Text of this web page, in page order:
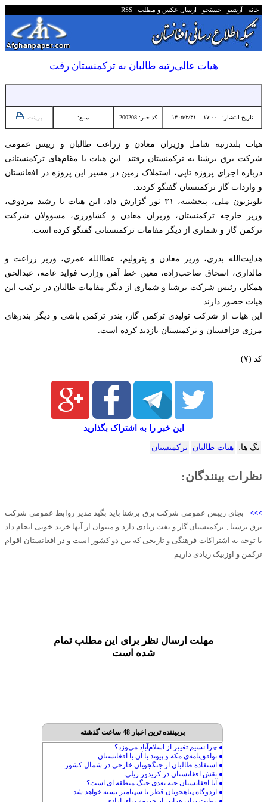
خانه آرشیو جستجو ارسال عکس و مطلب RSS
هیات عالی‌رتبه طالبان به ترکمنستان رفت
تاریخ انتشار: ۱۷:۰۰ ۱۴۰۵/۲/۳۱ کد خبر: 200208 منبع: پرینت
هیات بلندرتبه شامل وزیران معادن و زراعت طالبان و رییس عمومی
شرکت برق برشنا به ترکمنستان رفتند. این هیات با مقام‌های ترکمنستانی
درباره اجرای پروژه تاپی، استملاک زمین‌ در مسیر این پروژه در افغانستان
و واردات گاز ترکمنستان گفتگو کردند.
تلویزیون ملی، پنجشنبه، ۳۱ ثور گزارش داد، این هیات با رشید مردوف،
وزیر خارجه ترکمنستان، وزیران معادن و کشاورزی، مسوولان شرکت
ترکمن گاز و شماری از دیگر مقامات ترکمنستانی گفتگو کرده است.
هدایت‌الله بدری، وزیر معادن و پترولیم، عطاالله عمری، وزیر زراعت و
مالداری، اسحاق صاحب‌زاده، معین خط آهن وزارت فواید عامه، عبدالحق
همکار، رئیس شرکت برشنا و شماری از دیگر مقامات طالبان در ترکیب این
هیات حضور دارند.
این هیات از شرکت تولیدی ترکمن گاز، بندر ترکمن باشی و دیگر بندرهای
مرزی قزاقستان و ترکمنستان بازدید کرده است.
کد (۷)
این خبر را به اشتراک بگذارید
تگ ها: هیات طالبان ترکمنستان
نظرات بینندگان:
>>> بجای رییس عمومی شرکت برق برشنا باید بگید مدیر روابط عمومی شرکت
برق برشنا , ترکمنستان گاز و نفت زیادی دارد و میتوان از آنها خرید خوبی انجام داد
با توجه به اشتراکات فرهنگی و تاریخی که بین دو کشور است و در افغانستان اقوام
ترکمن و اوزبیک زیادی داریم
مهلت ارسال نظر برای این مطلب تمام
شده است
پربیننده ترین اخبار 48 ساعت گذشته